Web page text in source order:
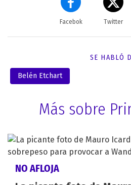
Facebok Twitter
SE HABLÓ
Belén Etchart
Más sobre
NO AFLOJA